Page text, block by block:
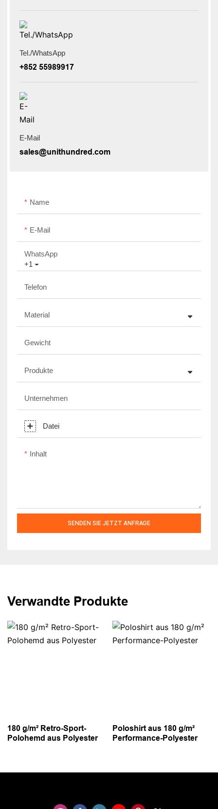
Tel./WhatsApp
+852 55989917
E-Mail
sales@unithundred.com
Name
E-Mail
+1
WhatsApp
Telefon
Material
Gewicht
Produkte
Unternehmen
Datei
Inhalt
SENDEN SIE JETZT ANFRAGE
Verwandte Produkte
180 g/m² Retro-Sport-
Polohemd aus Polyester
Poloshirt aus 180 g/m²
Performance-Polyester